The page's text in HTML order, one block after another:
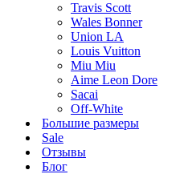
Travis Scott
Wales Bonner
Union LA
Louis Vuitton
Miu Miu
Aime Leon Dore
Sacai
Off-White
Большие размеры
Sale
Отзывы
Блог